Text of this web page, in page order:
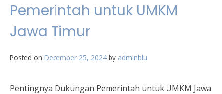
Pemerintah untuk UMKM
Jawa Timur
Posted on December 25, 2024 by adminblu
Pentingnya Dukungan Pemerintah untuk UMKM Jawa